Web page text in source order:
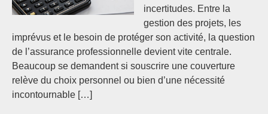
incertitudes. Entre la
gestion des projets, les
imprévus et le besoin de protéger son activité, la question
de l’assurance professionnelle devient vite centrale.
Beaucoup se demandent si souscrire une couverture
relève du choix personnel ou bien d’une nécessité
incontournable […]